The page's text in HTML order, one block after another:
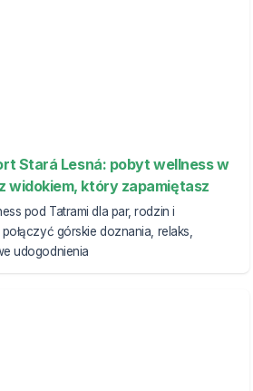
Stará Lesná: pobyt wellness w
widokiem, który zapamiętasz
pod Tatrami dla par, rodzin i
górskie doznania, relaks,
udogodnienia